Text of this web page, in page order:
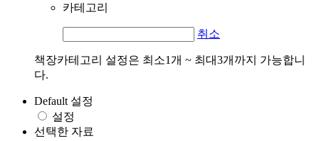
카테고리
취소
책장카테고리 설정은 최소1개 ~ 최대3개까지 가능합니
다.
Default 설정
설정
선택한 자료